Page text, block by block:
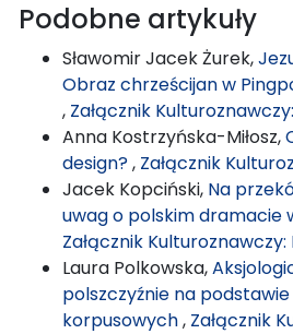
Podobne artykuły
Sławomir Jacek Żurek,
Obraz chrześcijan w
, Załącznik
Anna Kostrzyńska-Miłosz,
design?, Załącznik
Jacek Kopciński, Na
uwag o polskim dramacie
Załącznik
Laura Polkowska,
polszczyźnie na
korpusowych, Załącznik